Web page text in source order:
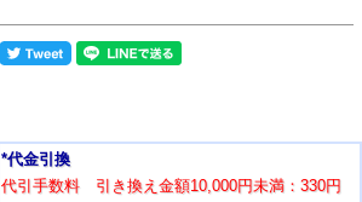
*代金引換
代引手数料 引き換え金額10,000円未満：330円